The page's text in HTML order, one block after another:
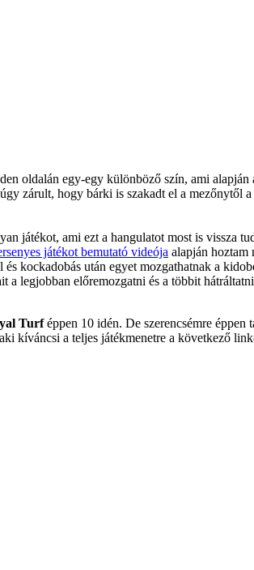
oldalán egy-egy különböző szín, ami
zárult, hogy bárki is szakadt el a mezőnytől
játékot, ami ezt a hangulatot most is vissza
játékot bemutató videója alapján hoztam
kockadobás után egyet mozgathatnak a
legjobban előremozgatni és a többit
Turféppen 10 idén. De szerencsémre
kíváncsi a teljes játékmenetre a következő